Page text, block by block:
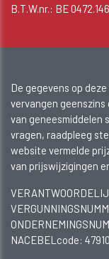
B.T.W.nr.: BE
De gegevens op
vervangen
van geneesmiddelen
vragen, raadpleeg
website vermelde
van prijswijzigingen
NACEBELcode: 47910